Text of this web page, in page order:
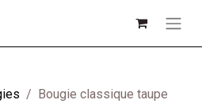
Bougie classique taupe